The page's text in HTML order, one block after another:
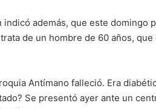
indicó además, que este domingo
de un hombre de 60 años, que
Antímano falleció. Era
Se presentó ayer ante un